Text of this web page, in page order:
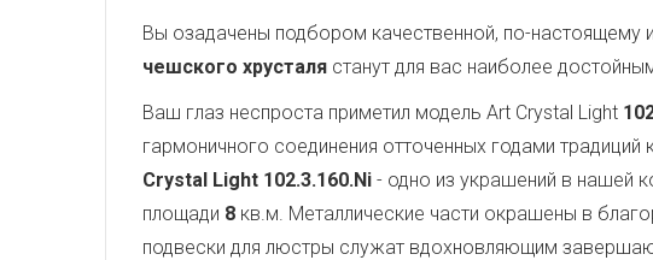
Вы озадачены подбором качественной, по-настоящему
чешского хрусталя станут для вас наиболее
Ваш глаз неспроста приметил модель Art Crystal Light
гармоничного соединения отточенных годами
Crystal Light 102.3.160.Ni - одно из украшений в нашей
площади 8 кв.м. Металлические части окрашены в
подвески для люстры служат вдохновляющим